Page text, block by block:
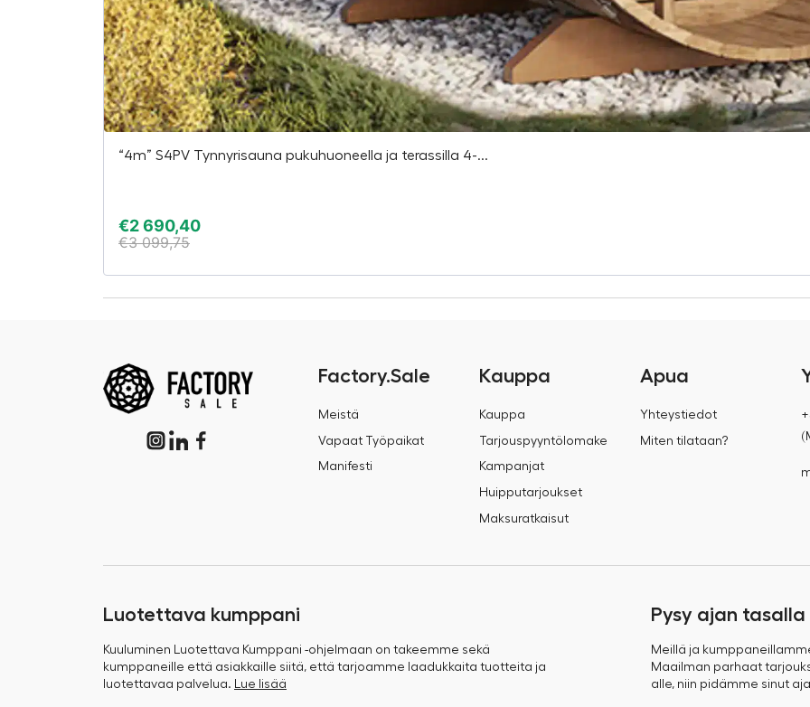
“4m” S4PV Tynnyrisauna pukuhuoneella ja terassilla 4-...
€2 690,40
€3 099,75
Factory.Sale
Meistä
Vapaat Työpaikat
Manifesti
Kauppa
Kauppa
Tarjouspyyntölomake
Kampanjat
Huipputarjoukset
Maksuratkaisut
Apua
Yhteystiedot
Miten tilataan?
Luotettava kumppani
Kuuluminen Luotettava Kumppani -ohjelmaan on takeemme sekä
kumppaneille että asiakkaille siitä, että tarjoamme laadukkaita tuotteita ja
luotettavaa palvelua. Lue lisää
Pysy ajan tasalla
Meillä ja
Maailman parhaat
alle, niin pidämme sinut